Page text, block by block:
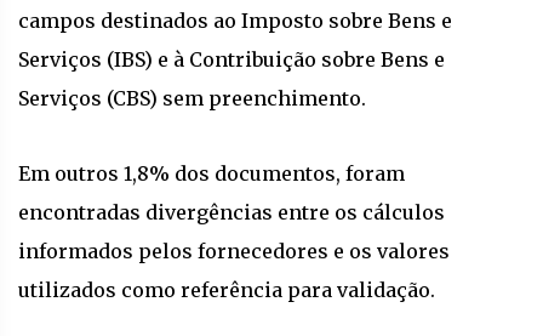
campos destinados ao Imposto sobre Bens e
Serviços (IBS) e à Contribuição sobre Bens e
Serviços (CBS) sem preenchimento.
Em outros 1,8% dos documentos, foram
encontradas divergências entre os cálculos
informados pelos fornecedores e os valores
utilizados como referência para validação.